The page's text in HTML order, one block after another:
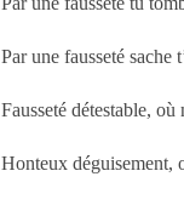
Par une fausseté sache
Fausseté détestable,
Honteux déguisement,